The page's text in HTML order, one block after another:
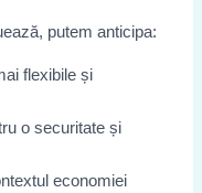
putem anticipa:
flexibile și
o securitate și
economiei